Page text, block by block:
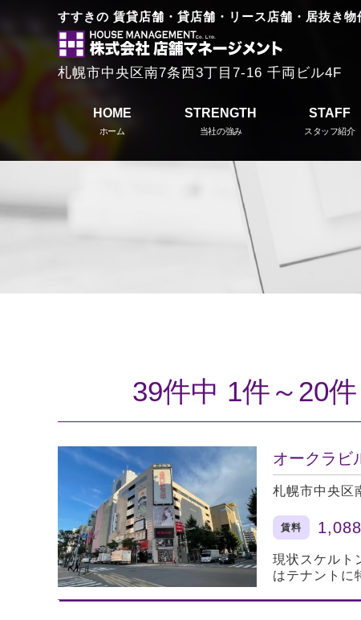
すすきの 賃貸店舗・貸店舗・リース店舗・居抜き物
札幌市中央区南7条西3丁目7-16 千両ビル4F
HOME
ホーム
STRENGTH
当社の強み
STAFF
スタッフ紹介
39件中 1件～20
オークラビ
札幌市中央区
賃料
現状スケルト
はテナントに